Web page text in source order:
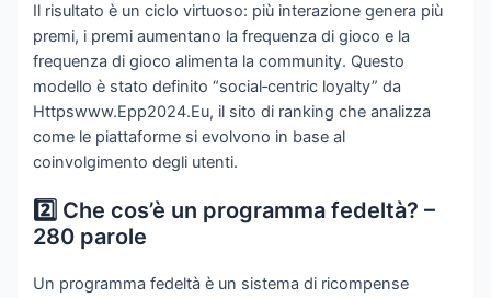
Il risultato è un ciclo virtuoso: più interazione genera più
premi, i premi aumentano la frequenza di gioco e la
frequenza di gioco alimenta la community. Questo
modello è stato definito “social‑centric loyalty” da
Httpswww.Epp2024.Eu, il sito di ranking che analizza
come le piattaforme si evolvono in base al
coinvolgimento degli utenti.
2️⃣ Che cos’è un programma fedeltà? –
280 parole
Un programma fedeltà è un sistema di ricompense